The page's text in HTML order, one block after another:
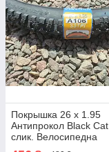
Покрышка 26 x 1.95
Антипрокол Black Cat
слик. Велосипедна